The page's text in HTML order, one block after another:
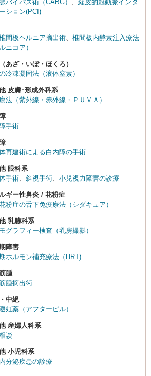
バイパス術（CABG）
経皮的冠動脈インタ
ション(PCI)
間板ヘルニア摘出術
椎間板内酵素注入療法
ニコア）
あざ・いぼ・ほくろ）
冷凍凝固法（液体窒素）
皮膚･形成外科系
法（紫外線・赤外線・ＰＵＶＡ）
手術
再建術による白内障の手術
眼科系
手術
斜視手術 小児視力障害の診療
ギー性鼻炎 / 花粉症
粉症の舌下免疫療法（シダキュア）
乳腺科系
グラフィー検査（乳房撮影）
障害
ホルモン補充療法（HRT)
腫
腫摘出術
中絶
妊薬（アフターピル）
産婦人科系
談
小児科系
分泌疾患の診療